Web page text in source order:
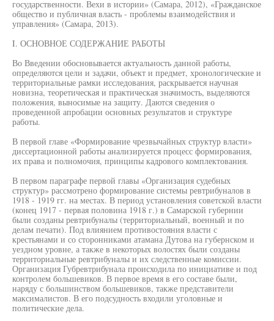
государственности. Вехи в истории» (Самара, 2012), «Гражданское
общество и публичная власть - проблемы взаимодействия и
управления» (Самара, 2013).
I. ОСНОВНОЕ СОДЕРЖАНИЕ РАБОТЫ
Во Введении обосновывается актуальность данной работы,
определяются цели и задачи, объект и предмет, хронологические и
территориальные рамки исследования, раскрывается научная
новизна, теоретическая и практическая значимость, выделяются
положения, выносимые на защиту. Даются сведения о
проведенной апробации основных результатов и структуре
работы.
В первой главе «Формирование чрезвычайных структур власти»
диссертационной работы анализируется процесс формирования,
их права и полномочия, принципы кадрового комплектования.
В первом параграфе первой главы «Организация судебных
структур» рассмотрено формирование системы ревтрибуналов в
1918 - 1919 гг. на местах. В период установления советской власти
(конец 1917 - первая половина 1918 г.) в Самарской губернии
были созданы ревтрибуналы (территориальный, военный и по
делам печати). Под влиянием противостояния власти с
крестьянами и со сторонниками атамана Дутова на губернском и
уездном уровне, а также в некоторых волостях были созданы
территориальные ревтрибуналы и их следственные комиссии.
Организация Губревтрибунала происходила по инициативе и под
контролем большевиков. В первое время в его составе были,
наряду с большинством большевиков, также представители
максималистов. В его подсудность входили уголовные и
политические дела.